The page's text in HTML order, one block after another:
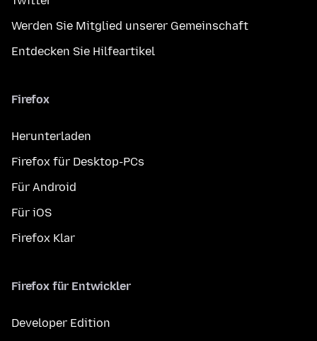
Werden Sie Mitglied unserer Gemeinschaft
Entdecken Sie Hilfeartikel
Firefox
Herunterladen
Firefox für Desktop-PCs
Für Android
Für iOS
Firefox Klar
Firefox für Entwickler
Developer Edition